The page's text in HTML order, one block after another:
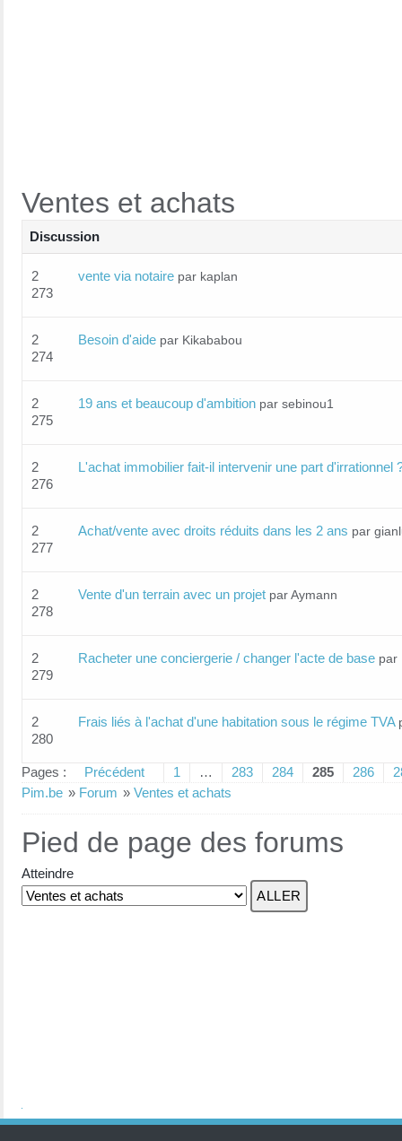
Ventes et achats
Discussion
2
273
vente via notaire par kaplan
2
274
Besoin d'aide par Kikababou
2
275
19 ans et beaucoup d'ambition par sebinou1
2
276
L'achat immobilier fait-il intervenir une part d'irrationnel
2
277
Achat/vente avec droits réduits dans les 2 ans par
2
278
Vente d'un terrain avec un projet par Aymann
2
279
Racheter une conciergerie / changer l'acte de base par
2
280
Frais liés à l'achat d'une habitation sous le régime TVA
Pages : Précédent 1 … 283 284 285 286
Pim.be » Forum » Ventes et achats
Pied de page des forums
Atteindre